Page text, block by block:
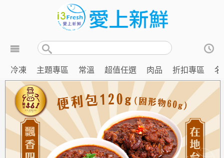
冷凍 主題專區 常溫 超值任選 肉品 折扣專區